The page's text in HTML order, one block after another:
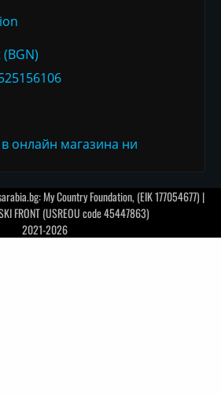
онлайн магазина ни
My Country Foundation, (EIK 177054677) |
FRONT (USREOU code 45447863)
2021-2026